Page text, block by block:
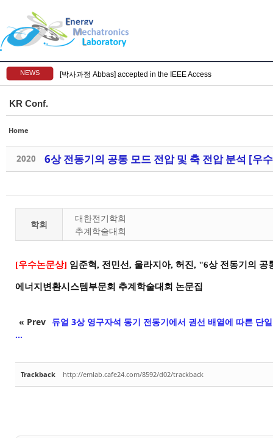
NEWS [박사과정 Abbas] accepted in the IEEE Access
KR Conf.
Home
2020 6상 전동기의 공통 모드 전압 및 축 전압 분석 [우
학회
대한전기학회
추계학술대회
[우수논문상] 임준혁, 전민선, 울라지아, 허진, "6상 전동기의 공
에너지변환시스템부문회 추계학술대회 논문집
« Prev 듀얼 3상 영구자석 동기 전동기에서 권선 배열에 따른 단
...
Trackback http://emlab.cafe24.com/8592/d02/trackback